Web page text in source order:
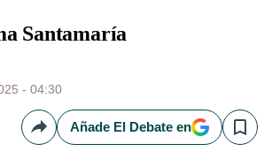
Santamaría
- 04:30
CompartirAñade El Debate en Save